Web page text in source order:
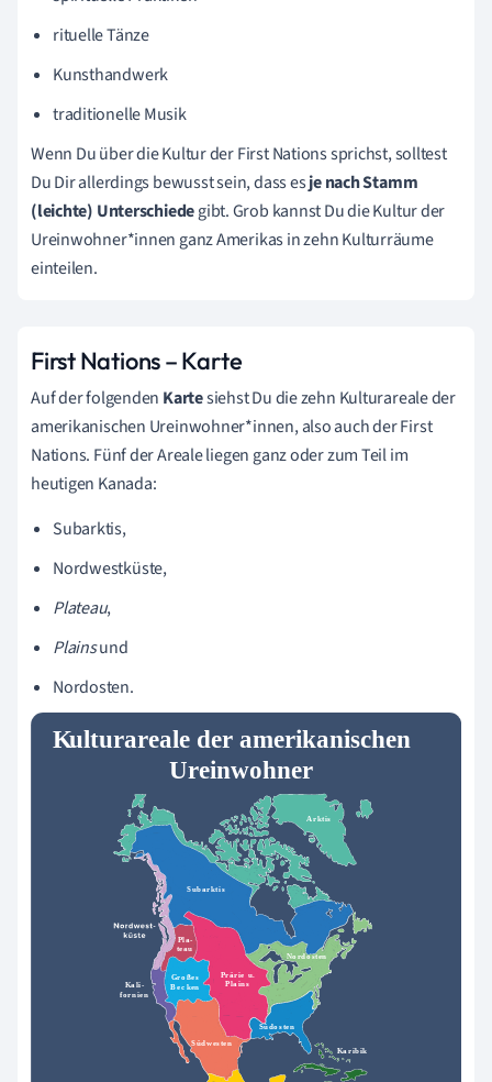
rituelle Tänze
Kunsthandwerk
traditionelle Musik
Wenn Du über die Kultur der First Nations sprichst, solltest
Du Dir allerdings bewusst sein, dass esje nach Stamm
(leichte) Unterschiedegibt. Grob kannst Du die Kultur der
Ureinwohner*innen ganz Amerikas in zehn Kulturräume
einteilen.
First Nations – Karte
Auf der folgenden Kartesiehst Du die zehn Kulturareale der
amerikanischen Ureinwohner*innen, also auch der First
Nations. Fünf der Areale liegen ganz oder zum Teil im
heutigen Kanada:
Subarktis,
Nordwestküste,
Plateau,
Plainsund
Nordosten.